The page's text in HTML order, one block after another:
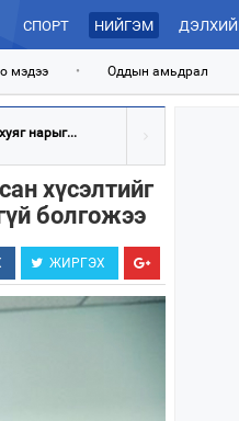
СПОРТ НИЙГЭМ ДЭЛХИЙ
мэдээ • Оддын амьдрал
нарыг...
хүсэлтийг
болгожээ
ЖИРГЭХ